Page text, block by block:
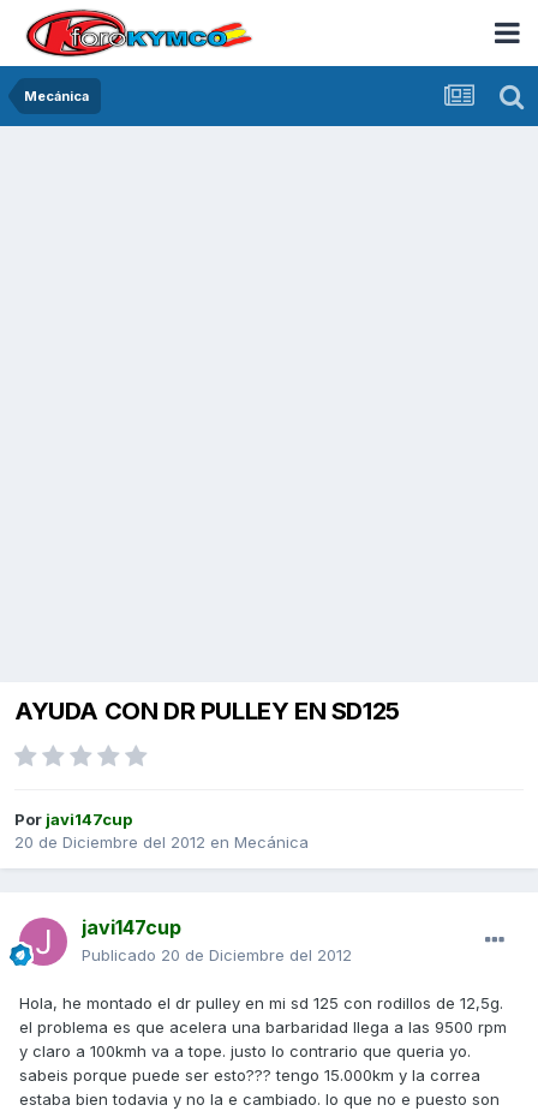
Mecánica
AYUDA CON DR PULLEY EN SD125
Por javi147cup
20 de Diciembre del 2012 en Mecánica
javi147cup
Publicado 20 de Diciembre del 2012
Hola, he montado el dr pulley en mi sd 125 con rodillos de 12,5g.
el problema es que acelera una barbaridad llega a las 9500 rpm
y claro a 100kmh va a tope. justo lo contrario que queria yo.
sabeis porque puede ser esto??? tengo 15.000km y la correa
estaba bien todavia y no la e cambiado. lo que no e puesto son